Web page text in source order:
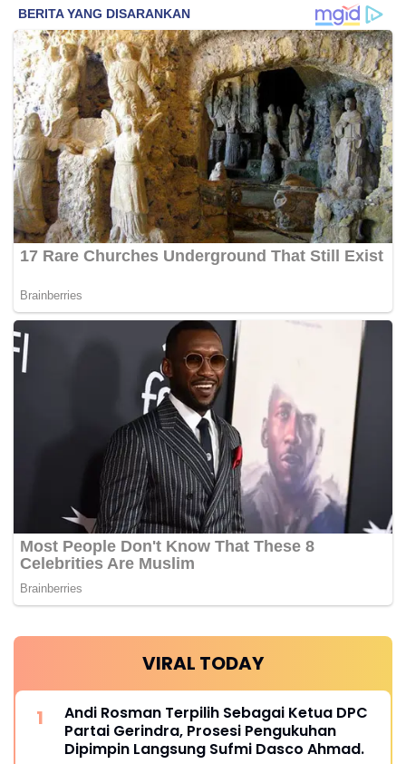
VIRAL TODAY
Andi Rosman Terpilih Sebagai Ketua DPC
Partai Gerindra, Prosesi Pengukuhan
Dipimpin Langsung Sufmi Dasco Ahmad.